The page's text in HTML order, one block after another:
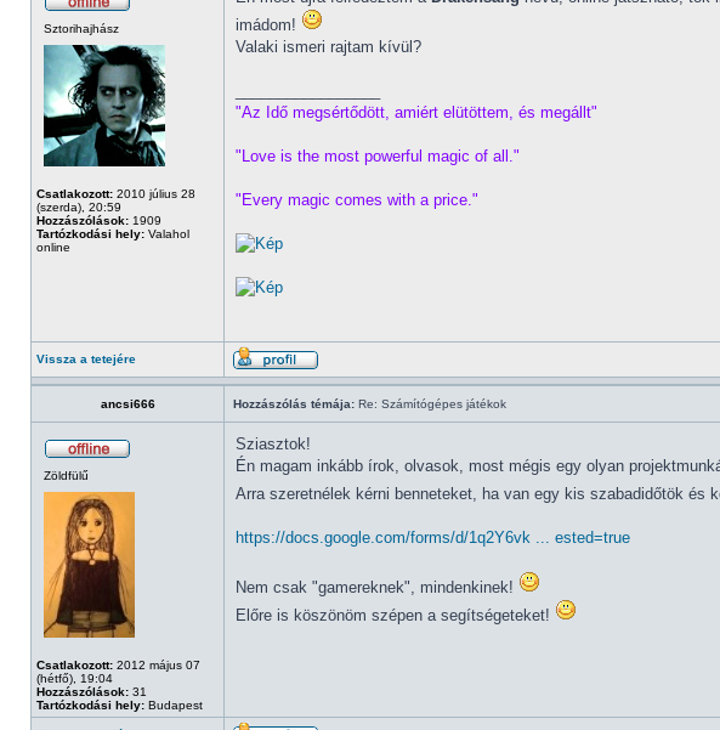
Sztorihajhász
Csatlakozott: 2010 július 28
(szerda), 20:59
Hozzászólások: 1909
Tartózkodási hely: Valahol
online
imádom!
Valaki ismeri rajtam kívül?
"Az Idő megsértődött, amiért elütöttem, és megállt"
"Love is the most powerful magic of all."
"Every magic comes with a price."
Vissza a tetejére
ancsi666 Hozzászólás témája: Re: Számítógépes játékok
Zöldfülű
Csatlakozott: 2012 május 07
(hétfő), 19:04
Hozzászólások: 31
Tartózkodási hely: Budapest
Sziasztok!
Én magam inkább írok, olvasok, most mégis egy olyan
Arra szeretnélek kérni benneteket, ha van egy kis szabadidőtök
https://docs.google.com/forms/d/1q2Y6vk ... ested=true
Nem csak "gamereknek", mindenkinek!
Előre is köszönöm szépen a segítségeteket!